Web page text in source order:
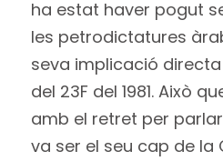
ha estat haver pogut
les petrodictatures
seva implicació
del 23F del 1981. Això
amb el retret per
va ser el seu cap de la